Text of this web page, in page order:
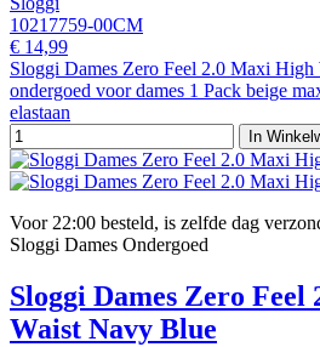
10217759-00CM
€ 14,99
Sloggi Dames Zero Feel 2.0 Maxi High
ondergoed voor dames 1 Pack beige
elastaan
In
Voor 22:00 besteld, is zelfde dag
Sloggi Dames Ondergoed
Sloggi Dames Zero
Waist Navy Blue